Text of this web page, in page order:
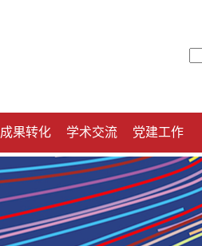
成果转化 学术交流 党建工作